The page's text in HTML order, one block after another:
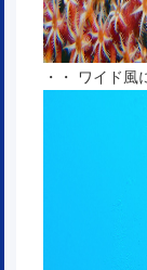
・・ ワイド風